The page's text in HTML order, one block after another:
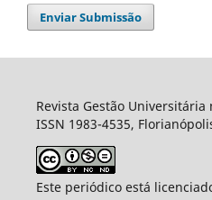
Enviar Submissão
Revista Gestão Universitária
ISSN 1983-4535,
Este periódico está